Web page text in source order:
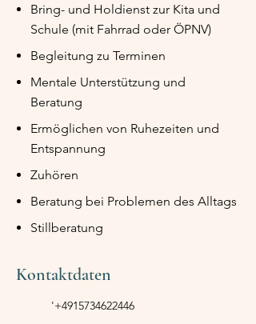
Bring- und Holdienst zur Kita und
Schule (mit Fahrrad oder ÖPNV)
Begleitung zu Terminen
Mentale Unterstützung und
Beratung
Ermöglichen von Ruhezeiten und
Entspannung
Zuhören
Beratung bei Problemen des Alltags
Stillberatung
Kontaktdaten
'+4915734622446